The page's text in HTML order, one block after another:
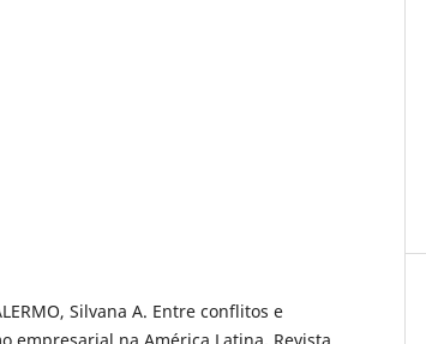
Silvana A. Entre conflitos e